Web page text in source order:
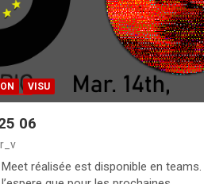
VISU
06
réalisée est disponible en teams.